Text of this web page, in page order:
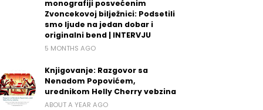
monografiji posvećenim
Zvoncekovoj bilježnici: Podsetili
smo ljude na jedan dobar i
originalni bend | INTERVJU
5 MONTHS AGO
Knjigovanje: Razgovor sa
Nenadom Popovićem,
urednikom Helly Cherry vebzina
ABOUT A YEAR AGO